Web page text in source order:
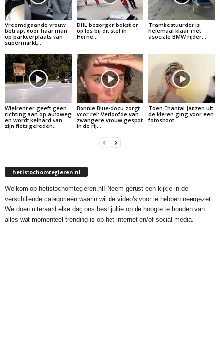
Vreemdgaande vrouw
betrapt door haar man
op parkeerplaats van
supermarkt…
DHL bezorger bokst er
op los bij dit stel in
Herne…
Trambestuurder is
helemaal klaar met
asociale BMW rijder…
Wielrenner geeft geen
richting aan op autoweg
en wordt keihard van
zijn fiets gereden…
Bonnie Blue-docu zorgt
voor rel: Verloofde van
zwangere vrouw gespot
in de rij…
Toen Chantal Janzen uit
de kleren ging voor een
fotoshoot…
hetistochomtegieren.nl
Welkom op hetistochomtegieren.nl! Neem gerust een kijkje in de
verschillende categorieën waarin wij de video's voor je hebben neergezet.
We doen uiteraard elke dag ons best jullie op de hoogte te houden van
alles wat momenteel trending is op het internet en/of social media.